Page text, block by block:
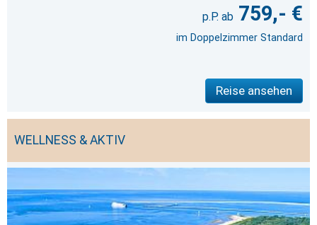
759,- €
im Doppelzimmer Standard
Reise ansehen
WELLNESS & AKTIV